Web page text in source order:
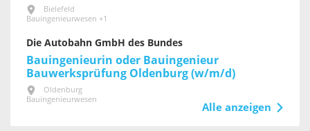
Bielefeld
Bauingenieurwesen +1
Die Autobahn GmbH des Bundes
Bauingenieurin oder Bauingenieur
Bauwerksprüfung Oldenburg (w/m/d)
Oldenburg
Bauingenieurwesen
Alle anzeigen